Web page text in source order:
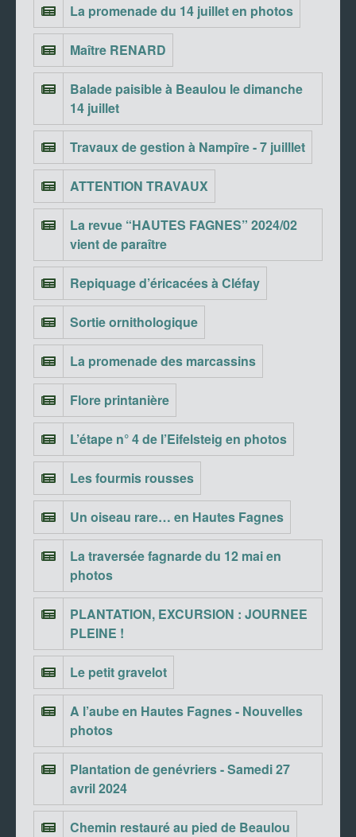
La promenade du 14 juillet en photos
Maître RENARD
Balade paisible à Beaulou le dimanche
14 juillet
Travaux de gestion à Nampîre - 7 juilllet
ATTENTION TRAVAUX
La revue “HAUTES FAGNES” 2024/02
vient de paraître
Repiquage d’éricacées à Cléfay
Sortie ornithologique
La promenade des marcassins
Flore printanière
L’étape n° 4 de l’Eifelsteig en photos
Les fourmis rousses
Un oiseau rare… en Hautes Fagnes
La traversée fagnarde du 12 mai en
photos
PLANTATION, EXCURSION : JOURNEE
PLEINE !
Le petit gravelot
A l’aube en Hautes Fagnes - Nouvelles
photos
Plantation de genévriers - Samedi 27
avril 2024
Chemin restauré au pied de Beaulou